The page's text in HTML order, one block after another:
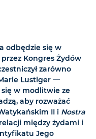
odbędzie się w
Kongres Żydów
zarówno
Lustiger —
się w modlitwie ze
aby rozważać
II i Nostra
między żydami i
Jego